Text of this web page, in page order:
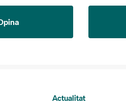
Actualitat